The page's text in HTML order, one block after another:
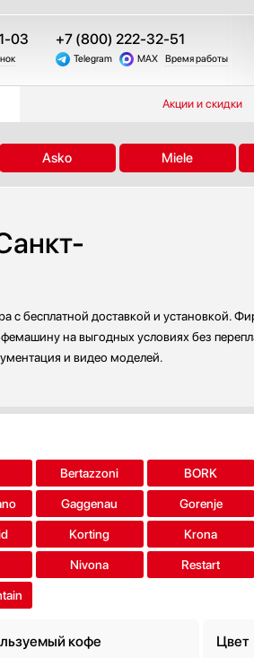
03 +7 (800) 222-32-51
Telegram MAX Время работы
Акции и скидки
Asko Miele
бесплатной доставкой и установкой.
на выгодных условиях без
и видео моделей.
Bertazzoni BORK
Gaggenau Gorenje
Korting Krona
Nivona Restart
кофе Цвет